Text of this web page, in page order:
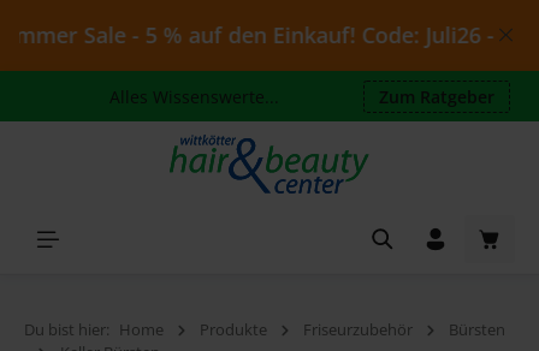
Zum Hauptinhalt springen
Sale - 5 % auf den Einkauf! Code: Juli26 -
Alles Wissenswerte... Zum Ratgeber
Du bist hier: Home Produkte Friseurzubehör
Bürsten